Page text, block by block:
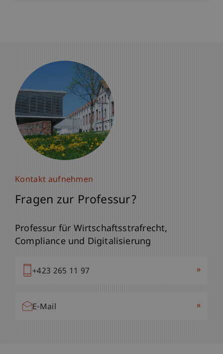
Kontakt aufnehmen
Fragen zur Professur?
Professur für Wirtschaftsstrafrecht,
Compliance und Digitalisierung
+423 265 11 97 »
E-Mail »